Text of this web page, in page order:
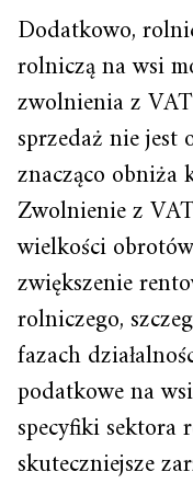
Dodatkowo,
rolniczą na wsi
zwolnienia z
sprzedaż nie jest
znacząco obniża
Zwolnienie z
wielkości
zwiększenie
rolniczego,
fazach
podatkowe na
specyfiki sektora
skuteczniejsze